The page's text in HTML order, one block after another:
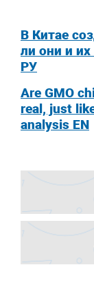
В Китае
ли они и
РУ
Are GMO
real, just
analysis EN